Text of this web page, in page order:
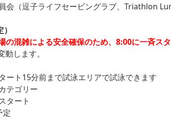
（逗子ライフセービングラブ、Triathlon
混雑による安全確保のため、8:00に一斉スタ
します。
ト15分前まで試泳エリアで試泳できます
ゴリー
タート
定